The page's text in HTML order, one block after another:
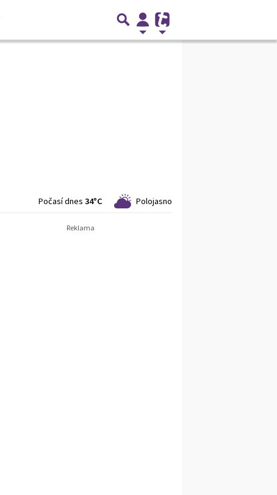
Počasí dnes 34°C Polojasno